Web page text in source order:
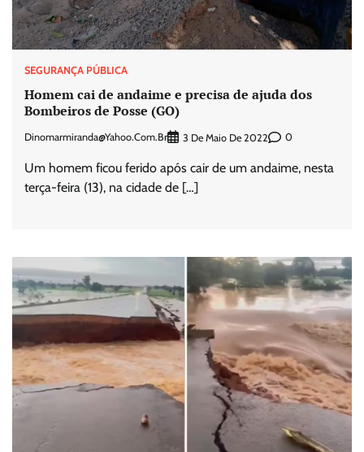
SEGURANÇA PÚBLICA
Homem cai de andaime e precisa de ajuda dos
Bombeiros de Posse (GO)
Dinomarmiranda@yahoo.com.br 3 De Maio De 2022 0
Um homem ficou ferido após cair de um andaime, nesta
terça-feira (13), na cidade de […]